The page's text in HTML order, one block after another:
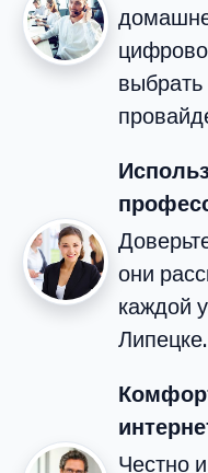
они
каждой
Липецке.
Честно